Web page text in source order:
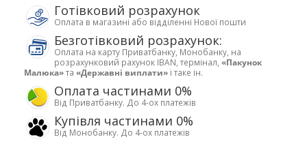
Готівковий розрахунок
Оплата в магазині або відділенні Нової пошти
Безготівковий розрахунок:
Оплата на карту Приватбанку, Монобанку, на
розрахунковий рахунок IBAN, термінал, «Пакунок
Малюка»та «Державні виплати» і таке ін.
Оплата частинами 0%
Від Приватбанку. До 4-ох платежів
Купівля частинами 0%
Від Монобанку. До 4-ох платежів